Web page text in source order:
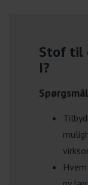
Stof til
I?
Spørgsmål